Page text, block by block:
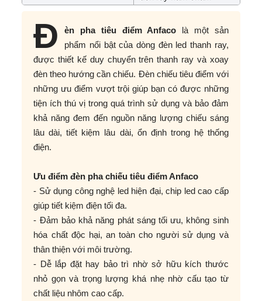
Đ èn pha tiêu điểm Anfaco là một sản
phẩm nổi bật của dòng đèn led thanh ray,
được thiết kế duy chuyển trên thanh ray và xoay
đèn theo hướng cần chiếu. Đèn chiếu tiêu điểm với
những ưu điểm vượt trội giúp bạn có được những
tiện ích thú vị trong quá trình sử dụng và bảo đảm
khả năng đem đến nguồn năng lượng chiếu sáng
lâu dài, tiết kiệm lâu dài, ổn định trong hệ thống
điện.
Ưu điểm đèn pha chiếu tiêu điểm Anfaco
- Sử dụng công nghệ led hiện đại, chip led cao cấp
giúp tiết kiệm điện tối đa.
- Đảm bảo khả năng phát sáng tối ưu, không sinh
hóa chất độc hại, an toàn cho người sử dụng và
thân thiện với môi trường.
- Dễ lắp đặt hay bảo trì nhờ sở hữu kích thước
nhỏ gọn và trọng lượng khá nhẹ nhờ cấu tạo từ
chất liệu nhôm cao cấp.